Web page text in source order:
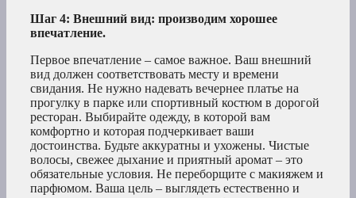
Шаг 4: Внешний вид: производим хорошее
впечатление.
Первое впечатление – самое важное. Ваш внешний
вид должен соответствовать месту и времени
свидания. Не нужно надевать вечернее платье на
прогулку в парке или спортивный костюм в дорогой
ресторан. Выбирайте одежду, в которой вам
комфортно и которая подчеркивает ваши
достоинства. Будьте аккуратны и ухожены. Чистые
волосы, свежее дыхание и приятный аромат – это
обязательные условия. Не переборщите с макияжем и
парфюмом. Ваша цель – выглядеть естественно и